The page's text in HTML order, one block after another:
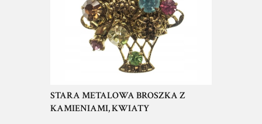
STARA METALOWA BROSZKA Z
KAMIENIAMI, KWIATY